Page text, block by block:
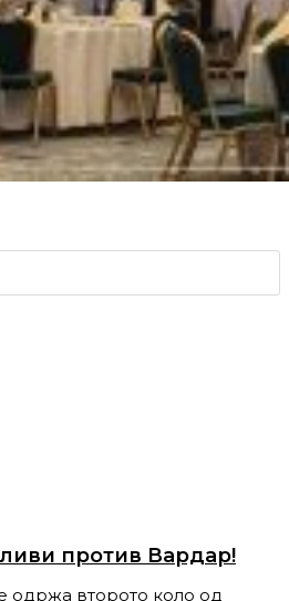
против Вардар!
одржа второто коло од